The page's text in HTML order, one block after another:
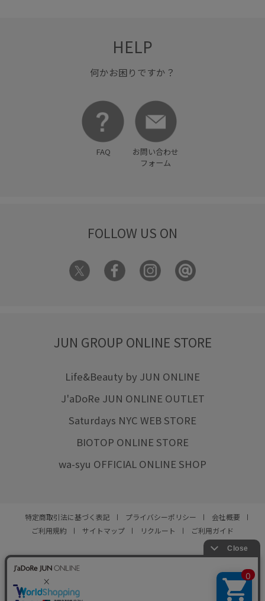
HELP
何かお困りですか？
FAQ
お問い合わせ
フォーム
FOLLOW US ON
JUN GROUP ONLINE STORE
Life&Beauty by JUN ONLINE
J'aDoRe JUN ONLINE OUTLET
Saturdays NYC WEB STORE
BIOTOP ONLINE STORE
wa-syu OFFICIAL ONLINE SHOP
特定商取引法に基づく表記 プライバシーポリシー
会社概要
ご利用規約
サイトマップ リクルート ご利用ガイド
© JUN CO.,LTD. ALL RIGHTS RESERVED.